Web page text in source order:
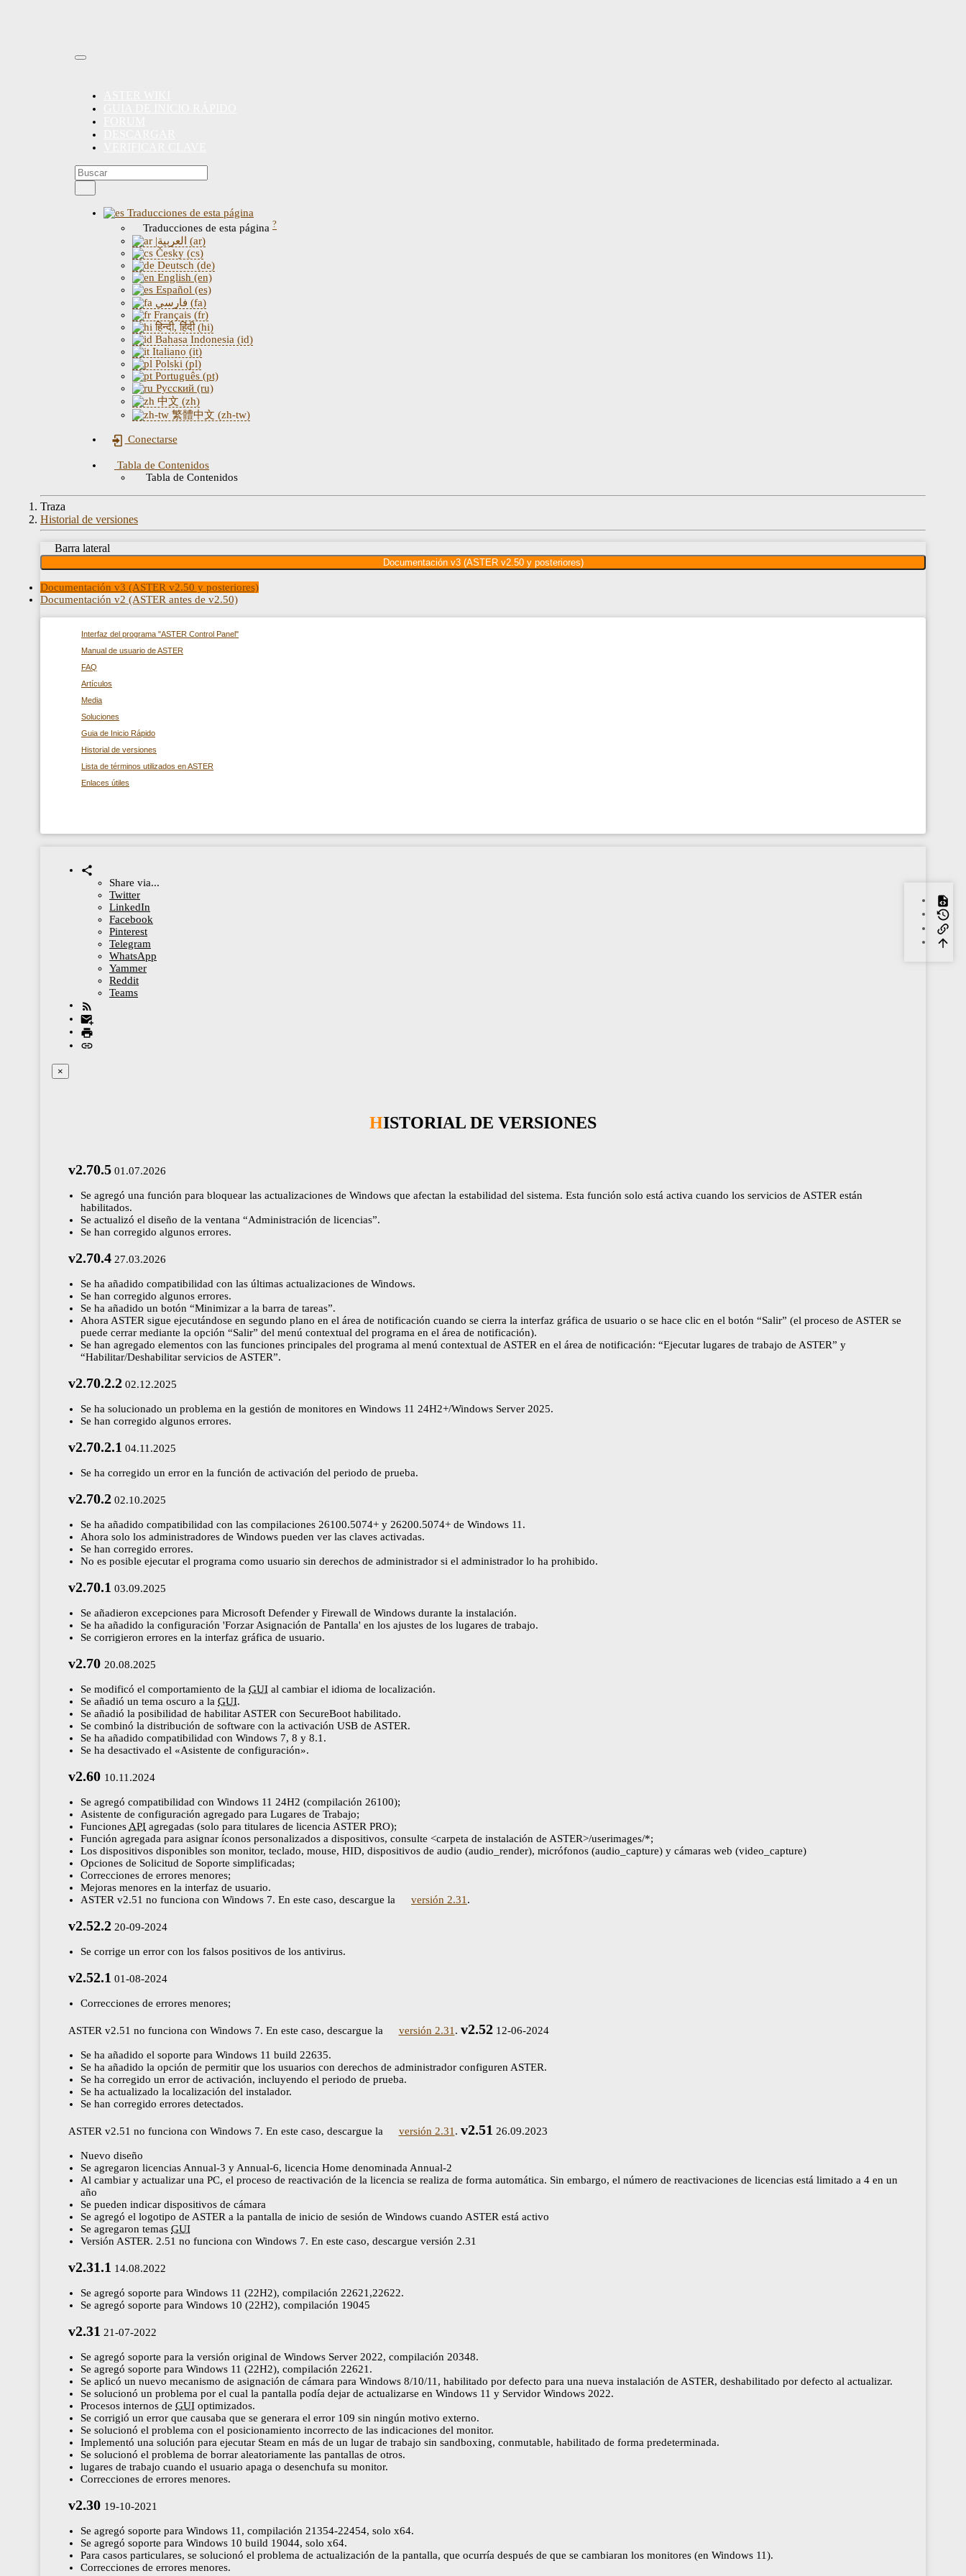
Traducciones de esta página
Traducciones de esta página ?
|العربية (ar)
Česky (cs)
Deutsch (de)
English (en)
Español (es)
فارسی (fa)
Français (fr)
हिन्दी, हिंदी (hi)
Bahasa Indonesia (id)
Italiano (it)
Polski (pl)
Português (pt)
Русский (ru)
中文 (zh)
繁體中文 (zh-tw)
Conectarse
Tabla de Contenidos
Tabla de Contenidos
Traza
Historial de versiones
Barra lateral
Documentación v3 (ASTER v2.50 y posteriores)
Documentación v3 (ASTER v2.50 y posteriores)
Documentación v2 (ASTER antes de v2.50)
Interfaz del programa "ASTER Control Panel"
Manual de usuario de ASTER
FAQ
Artículos
Media
Soluciones
Guia de Inicio Rápido
Historial de versiones
Lista de términos utilizados en ASTER
Enlaces útiles
Share via...
Twitter
LinkedIn
Facebook
Pinterest
Telegram
WhatsApp
Yammer
Reddit
Teams
×
HISTORIAL DE VERSIONES
v2.70.501.07.2026
Se agregó una función para bloquear las actualizaciones de Windows que afectan la estabilidad del sistema. Esta función solo está activa cuando los servicios de ASTER están
habilitados.
Se actualizó el diseño de la ventana “Administración de licencias”.
Se han corregido algunos errores.
v2.70.427.03.2026
Se ha añadido compatibilidad con las últimas actualizaciones de Windows.
Se han corregido algunos errores.
Se ha añadido un botón “Minimizar a la barra de tareas”.
Ahora ASTER sigue ejecutándose en segundo plano en el área de notificación cuando se cierra la interfaz gráfica de usuario o se hace clic en el botón “Salir” (el proceso de ASTER se
puede cerrar mediante la opción “Salir” del menú contextual del programa en el área de notificación).
Se han agregado elementos con las funciones principales del programa al menú contextual de ASTER en el área de notificación: “Ejecutar lugares de trabajo de ASTER” y
“Habilitar/Deshabilitar servicios de ASTER”.
v2.70.2.202.12.2025
Se ha solucionado un problema en la gestión de monitores en Windows 11 24H2+/Windows Server 2025.
Se han corregido algunos errores.
v2.70.2.1 04.11.2025
Se ha corregido un error en la función de activación del periodo de prueba.
v2.70.2 02.10.2025
Se ha añadido compatibilidad con las compilaciones 26100.5074+ y 26200.5074+ de Windows 11.
Ahora solo los administradores de Windows pueden ver las claves activadas.
Se han corregido errores.
No es posible ejecutar el programa como usuario sin derechos de administrador si el administrador lo ha prohibido.
v2.70.1 03.09.2025
Se añadieron excepciones para Microsoft Defender y Firewall de Windows durante la instalación.
Se ha añadido la configuración 'Forzar Asignación de Pantalla' en los ajustes de los lugares de trabajo.
Se corrigieron errores en la interfaz gráfica de usuario.
v2.70 20.08.2025
Se modificó el comportamiento de la GUI al cambiar el idioma de localización.
Se añadió un tema oscuro a la GUI.
Se añadió la posibilidad de habilitar ASTER con SecureBoot habilitado.
Se combinó la distribución de software con la activación USB de ASTER.
Se ha añadido compatibilidad con Windows 7, 8 y 8.1.
Se ha desactivado el «Asistente de configuración».
v2.60 10.11.2024
Se agregó compatibilidad con Windows 11 24H2 (compilación 26100);
Asistente de configuración agregado para Lugares de Trabajo;
FuncionesAPI agregadas (solo para titulares de licencia ASTER PRO);
Función agregada para asignar íconos personalizados a dispositivos, consulte <carpeta de instalación de ASTER>/userimages/*;
Los dispositivos disponibles son monitor, teclado, mouse, HID, dispositivos de audio (audio_render), micrófonos (audio_capture) y cámaras web (video_capture)
Opciones de Solicitud de Soporte simplificadas;
Correcciones de errores menores;
Mejoras menores en la interfaz de usuario.
ASTER v2.51 no funciona con Windows 7. En este caso, descargue la
versión 2.31.
v2.52.220-09-2024
Se corrige un error con los falsos positivos de los antivirus.
v2.52.1 01-08-2024
Correcciones de errores menores;
ASTER v2.51 no funciona con Windows 7. En este caso, descargue la versión 2.31. v2.5212-06-2024
Se ha añadido el soporte para Windows 11 build 22635.
Se ha añadido la opción de permitir que los usuarios con derechos de administrador configuren ASTER.
Se ha corregido un error de activación, incluyendo el periodo de prueba.
Se ha actualizado la localización del instalador.
Se han corregido errores detectados.
ASTER v2.51 no funciona con Windows 7. En este caso, descargue la versión 2.31. v2.51 26.09.2023
Nuevo diseño
Se agregaron licencias Annual-3 y Annual-6, licencia Home denominada Annual-2
Al cambiar y actualizar una PC, el proceso de reactivación de la licencia se realiza de forma automática. Sin embargo, el número de reactivaciones de licencias está limitado a 4 en un
año
Se pueden indicar dispositivos de cámara
Se agregó el logotipo de ASTER a la pantalla de inicio de sesión de Windows cuando ASTER está activo
Se agregaron temas GUI
Versión ASTER. 2.51 no funciona con Windows 7. En este caso, descargue versión 2.31
v2.31.1 14.08.2022
Se agregó soporte para Windows 11 (22H2), compilación 22621,22622.
Se agregó soporte para Windows 10 (22H2), compilación 19045
v2.31 21-07-2022
Se agregó soporte para la versión original de Windows Server 2022, compilación 20348.
Se agregó soporte para Windows 11 (22H2), compilación 22621.
Se aplicó un nuevo mecanismo de asignación de cámara para Windows 8/10/11, habilitado por defecto para una nueva instalación de ASTER, deshabilitado por defecto al actualizar.
Se solucionó un problema por el cual la pantalla podía dejar de actualizarse en Windows 11 y Servidor Windows 2022.
Procesos internos de GUI optimizados.
Se corrigió un error que causaba que se generara el error 109 sin ningún motivo externo.
Se solucionó el problema con el posicionamiento incorrecto de las indicaciones del monitor.
Implementó una solución para ejecutar Steam en más de un lugar de trabajo sin sandboxing, conmutable, habilitado de forma predeterminada.
Se solucionó el problema de borrar aleatoriamente las pantallas de otros.
lugares de trabajo cuando el usuario apaga o desenchufa su monitor.
Correcciones de errores menores.
v2.30 19-10-2021
Se agregó soporte para Windows 11, compilación 21354-22454, solo x64.
Se agregó soporte para Windows 10 build 19044, solo x64.
Para casos particulares, se solucionó el problema de actualización de la pantalla, que ocurría después de que se cambiaran los monitores (en Windows 11).
Correcciones de errores menores.